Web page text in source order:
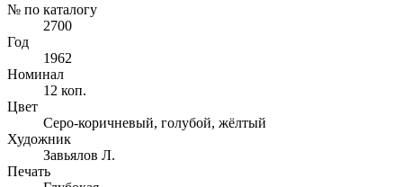
№ по каталогу
2700
Год
1962
Номинал
12 коп.
Цвет
Серо-коричневый, голубой, жёлтый
Художник
Завьялов Л.
Печать